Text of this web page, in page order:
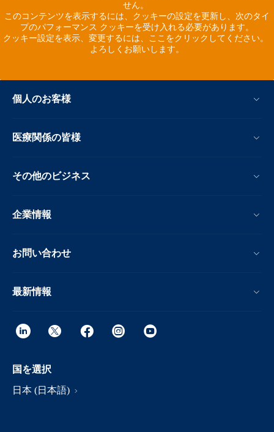
せん。
このコンテンツを表示するには、クッキーの設定を更新し、次のタイ
プのパフォーマンス クッキーを受け入れる必要があります。
クッキー設定を表示、変更するには、ここをクリックしてください。
よろしくお願いします。
個人のお客様
医療関係の皆様
その他のビジネス
企業情報
お問い合わせ
最新情報
国を選択
日本 (日本語)